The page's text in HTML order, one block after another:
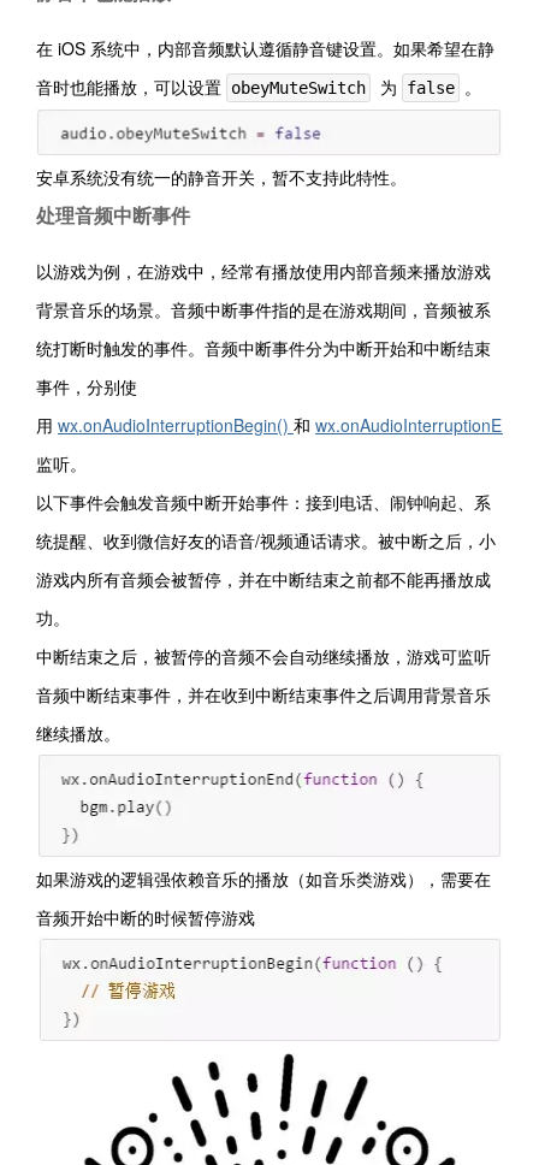
在 iOS 系统中，内部音频默认遵循静音键设置。如果希望在静
音时也能播放，可以设置 obeyMuteSwitch 为 false 。
安卓系统没有统一的静音开关，暂不支持此特性。
处理音频中断事件
以游戏为例，在游戏中，经常有播放使用内部音频来播放游戏
背景音乐的场景。音频中断事件指的是在游戏期间，音频被系
统打断时触发的事件。音频中断事件分为中断开始和中断结束
事件，分别使
用 wx.onAudioInterruptionBegin() 和 wx.onAudioInterruptionEnd()
监听。
以下事件会触发音频中断开始事件：接到电话、闹钟响起、系
统提醒、收到微信好友的语音/视频通话请求。被中断之后，小
游戏内所有音频会被暂停，并在中断结束之前都不能再播放成
功。
中断结束之后，被暂停的音频不会自动继续播放，游戏可监听
音频中断结束事件，并在收到中断结束事件之后调用背景音乐
继续播放。
如果游戏的逻辑强依赖音乐的播放（如音乐类游戏），需要在
音频开始中断的时候暂停游戏